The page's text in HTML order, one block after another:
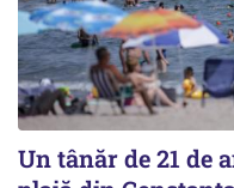
Un tânăr de 21 de